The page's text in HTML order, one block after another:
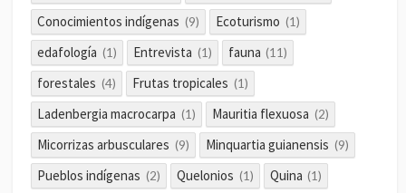
Conocimientos indígenas (9) Ecoturismo (1)
edafología (1) Entrevista (1) fauna (11)
forestales (4) Frutas tropicales (1)
Ladenbergia macrocarpa (1) Mauritia flexuosa (2)
Micorrizas arbusculares (9) Minquartia guianensis (9)
Pueblos indígenas (2) Quelonios (1) Quina (1)